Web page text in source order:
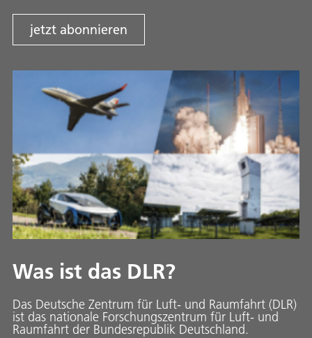
jetzt abonnieren
Was ist das DLR?
Das Deutsche Zentrum für Luft- und Raumfahrt (DLR)
ist das nationale Forschungszentrum für Luft- und
Raumfahrt der Bundesrepublik Deutschland.